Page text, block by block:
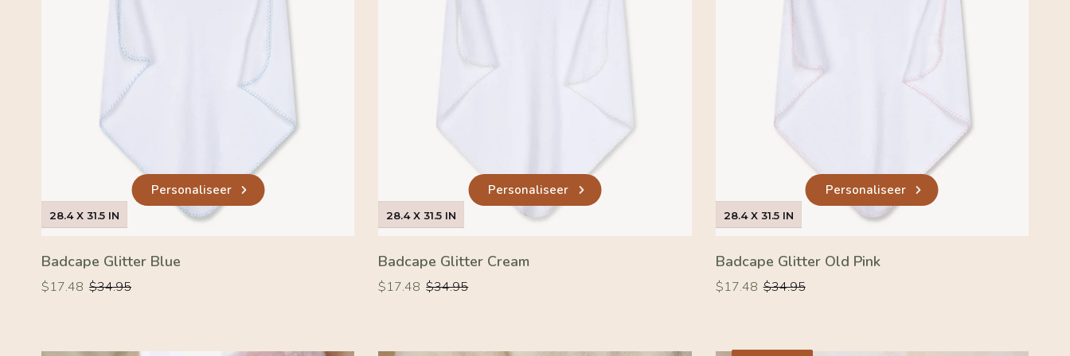
28.4 X 31.5 IN
Personaliseer
Badcape Glitter Blue
Normale
$17.48
Normale $34.95
28.4 X 31.5 IN
Personaliseer
Badcape Glitter Cream
Normale
$17.48
Normale $34.95
28.4 X 31.5 IN
Personaliseer
Badcape Glitter Old Pink
Normale
$17.48
Normale $34.95